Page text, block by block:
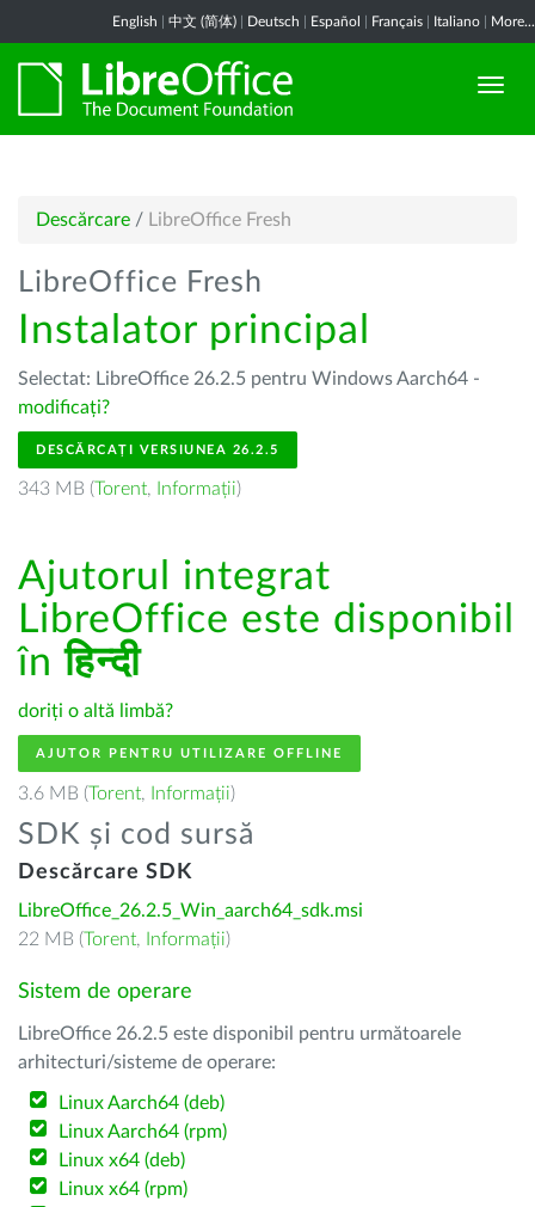
English 中文 (简体) Deutsch Español Français Italiano More...
Descărcare / LibreOffice Fresh
LibreOffice Fresh
Instalator principal
Selectat: LibreOffice 26.2.5 pentru Windows Aarch64 -
modificați?
DESCĂRCAȚI VERSIUNEA 26.2.5
343 MB (Torent, Informații)
Ajutorul integrat
LibreOffice este disponibil
înहिन्दी
doriți o altă limbă?
AJUTOR PENTRU UTILIZARE OFFLINE
3.6 MB (Torent, Informații)
SDK și cod sursă
Descărcare SDK
LibreOffice_26.2.5_Win_aarch64_sdk.msi
22 MB (Torent, Informații)
Sistem de operare
LibreOffice 26.2.5 este disponibil pentru următoarele
arhitecturi/sisteme de operare:
Linux Aarch64 (deb)
Linux Aarch64 (rpm)
Linux x64 (deb)
Linux x64 (rpm)